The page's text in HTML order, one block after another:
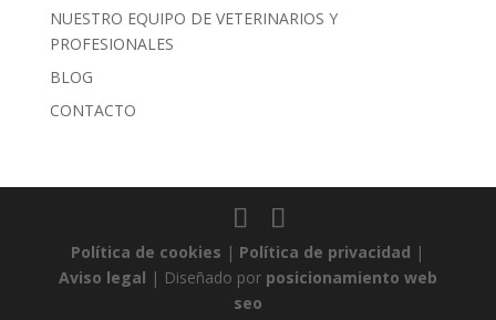
NUESTRO EQUIPO DE VETERINARIOS Y
PROFESIONALES
BLOG
CONTACTO
Política de cookies | Política de privacidad |
Aviso legal | Diseñado por posicionamiento web
seo